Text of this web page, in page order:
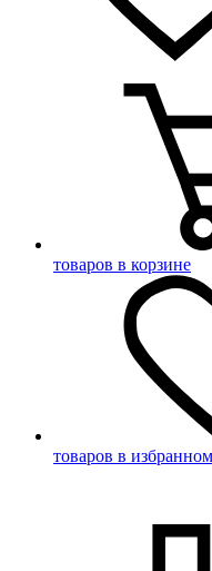
товаров в корзине
товаров в избранном